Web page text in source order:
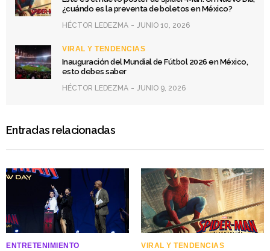
¿cuándo es la preventa de boletos en México?
HÉCTOR LEDEZMA JUNIO 10, 2026
VIRAL Y TENDENCIAS
Inauguración del Mundial de Fútbol 2026 en México,
esto debes saber
HÉCTOR LEDEZMA JUNIO 9, 2026
Entradas relacionadas
ENTRETENIMIENTO VIRAL Y TENDENCIAS